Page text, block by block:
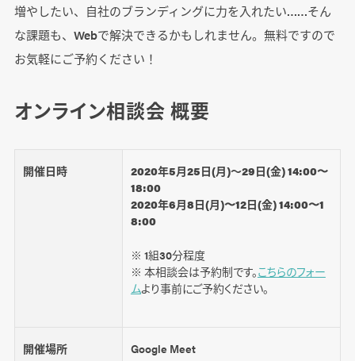
増やしたい、自社のブランディングに力を入れたい……そん
な課題も、Webで解決できるかもしれません。無料ですので
お気軽にご予約ください！
オンライン相談会 概要
開催日時
2020年5月25日(月)～29日(金) 14:00〜
18:00
2020年6月8日(月)〜12日(金) 14:00〜1
8:00
※ 1組30分程度
※ 本相談会は予約制です。こちらのフォー
ムより事前にご予約ください。
開催場所 Google Meet